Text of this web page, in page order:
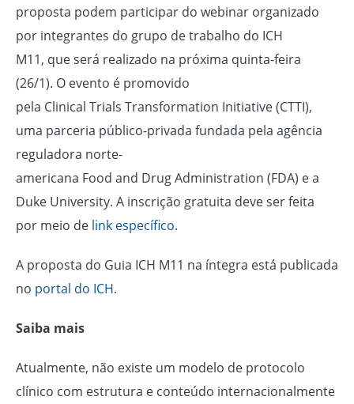
proposta podem participar do webinar organizado
por integrantes do grupo de trabalho do ICH
M11, que será realizado na próxima quinta-feira
(26/1). O evento é promovido
pela Clinical Trials Transformation Initiative (CTTI),
uma parceria público-privada fundada pela agência
reguladora norte-
americana Food and Drug Administration (FDA) e a
Duke University. A inscrição gratuita deve ser feita
por meio de link específico.
A proposta do Guia ICH M11 na íntegra está publicada
no portal do ICH.
Saiba mais
Atualmente, não existe um modelo de protocolo
clínico com estrutura e conteúdo internacionalmente